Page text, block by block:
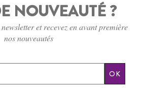
NOUVEAUTÉ ?
et recevez en avant première
nos nouveautés
OK